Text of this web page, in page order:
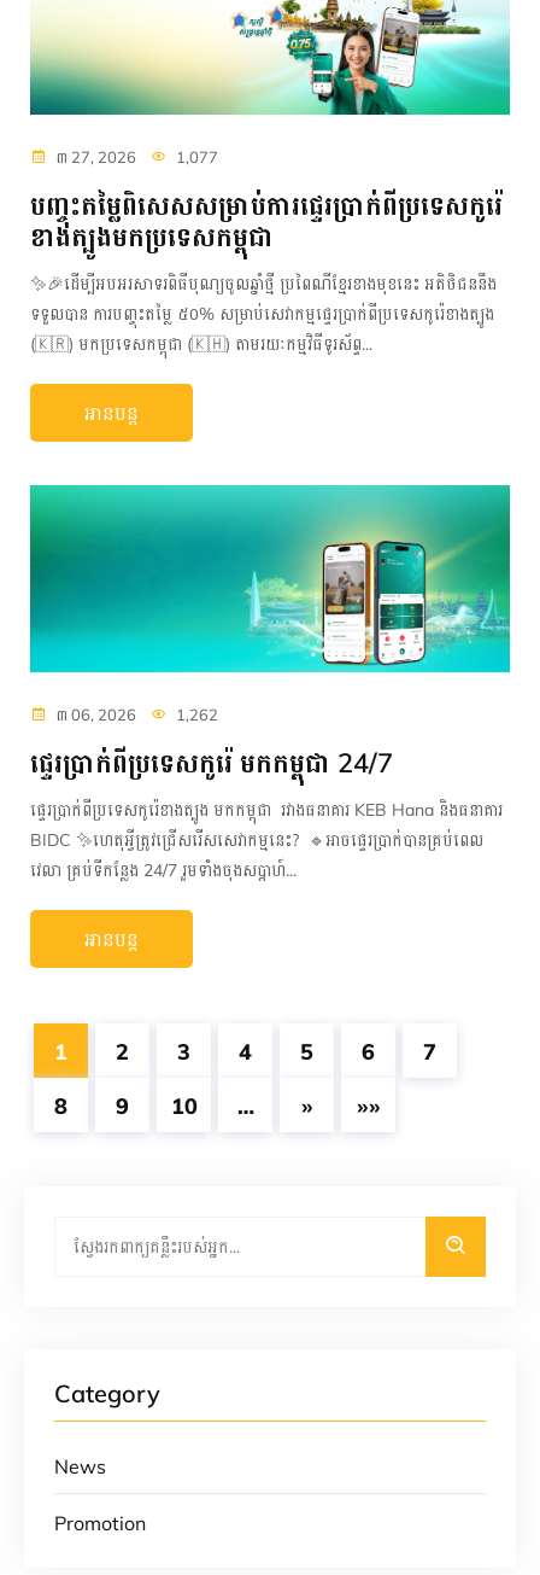
៣ 27, 2026 1,077
បញ្ចុះតម្លៃពិសេសសម្រាប់ការផ្ទេរប្រាក់ពីប្រទេសកូរ៉េ
ខាងត្បូងមកប្រទេសកម្ពុជា
✨🎉ដើម្បីអបអរសាទរពិធីបុណ្យចូលឆ្នាំថ្មី ប្រពៃណីខ្មែរខាងមុខនេះ អតិថិជននឹង
ទទួលបាន ការបញ្ចុះតម្លៃ ៥០% សម្រាប់សេវាកម្មផ្ទេរប្រាក់ពីប្រទេសកូរ៉េខាងត្បូង
(🇰🇷) មកប្រទេសកម្ពុជា (🇰🇭)​ តាមរយៈកម្មវិធីទូរស័ព្ទ...
អានបន្ត
៣ 06, 2026 1,262
ផ្ទេរប្រាក់ពីប្រទេសកូរ៉េ មកកម្ពុជា 24/7
ផ្ទេរប្រាក់ពីប្រទេសកូរ៉េខាងត្បូង មកកម្ពុជា រវាងធនាគារ KEB Hana និងធនាគារ
BIDC ✨ហេតុអ្វីត្រូវជ្រើសរើសសេវាកម្មនេះ? 🔹អាចផ្ទេរប្រាក់បានគ្រប់ពេល
វេលា គ្រប់ទីកន្លែង 24/7 រួមទាំងចុងសប្តាហ៍...
អានបន្ត
1 2 3 4 5 6
7
8
9 10 … » »»
Category
News
Promotion